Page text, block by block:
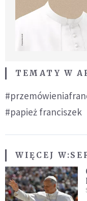
TEMATY W
#papież franciszek
WIĘCEJ W: